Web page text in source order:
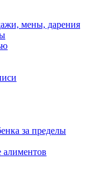
мены, дарения
за пределы
алиментов